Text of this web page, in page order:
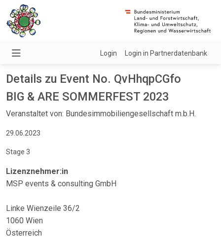
Login Login in Partnerdatenbank
Details zu Event No. QvHhqpCGfo
BIG & ARE SOMMERFEST 2023
Veranstaltet von: Bundesimmobiliengesellschaft m.b.H.
29.06.2023
Stage 3
Lizenznehmer:in
MSP events & consulting GmbH
Linke Wienzeile 36/2
1060 Wien
Österreich